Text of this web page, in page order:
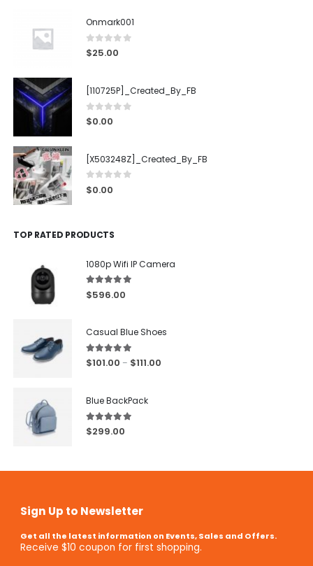
Onmark001
0out of 5
$25.00
[110725P]_Created_By_FB
0out of 5
$0.00
[X503248Z]_Created_By_FB
0 out of 5
$0.00
TOP RATED PRODUCTS
1080p Wifi IP Camera
5.00out of 5
$596.00
Casual Blue Shoes
5.00 out of 5
$101.00 – $111.00
Blue BackPack
5.00out of 5
$299.00
Sign Up to Newsletter
Get all the latest information on Events, Sales and Offers.
Receive $10 coupon for first shopping.